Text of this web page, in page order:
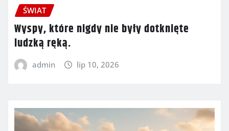
ŚWIAT
Wyspy, które nigdy nie były dotknięte
ludzką ręką.
admin lip 10, 2026